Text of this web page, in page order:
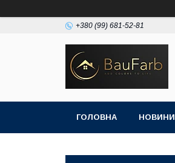
+380 (99) 681-52-81
ГОЛОВНА НОВИНИ